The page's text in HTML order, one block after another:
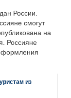
России.
смогут
на
Россияне
из